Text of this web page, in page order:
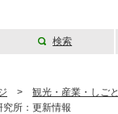
検索
> 観光・産業・しごと
所：更新情報